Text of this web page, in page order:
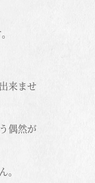
来ませ
偶然が